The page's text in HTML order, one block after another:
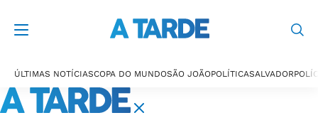
ÚLTIMAS NOTÍCIASCOPA DO MUNDOSÃO JOÃOPOLÍTICASALVADOR